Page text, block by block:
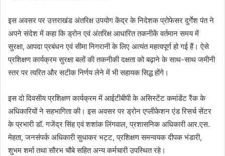
इस अवसर पर उत्तराखंड अंतरिक्ष उपयोग केंद्र के निदेशक प्रोफेसर दुर्गेश पंत ने
अपने संदेश में कहा कि ड्रोन एवं अंतरिक्ष आधारित तकनीकें वर्तमान समय में
सुरक्षा, आपदा प्रबंधन एवं सीमा निगरानी के लिए अत्यंत महत्वपूर्ण हो गई हैं। ऐसे
प्रशिक्षण कार्यक्रम सुरक्षा बलों की तकनीकी दक्षता को बढ़ाने के साथ-साथ जमीनी
स्तर पर त्वरित और सटीक निर्णय लेने में भी सहायक सिद्ध होंगे।
इस दो दिवसीय प्रशिक्षण कार्यक्रम में आईटीबीपी के असिस्टेंट कमांडेंट रैंक के
अधिकारियों ने सहभागिता की। इस अवसर पर ड्रोन एप्लीकेशन एंड रिसर्च सेंटर
के प्रभारी डॉ. गजेंद्र सिंह एवं शशांक लिंगवाल, प्रशासनिक अधिकारी आर.एस.
मेहता, जनसंपर्क अधिकारी सुधाकर भट्ट, प्रशिक्षण समन्वयक दीपक भंडारी,
शुभम शर्मा तथा सौरभ चौबे सहित अन्य कर्मचारी उपस्थित रहे।